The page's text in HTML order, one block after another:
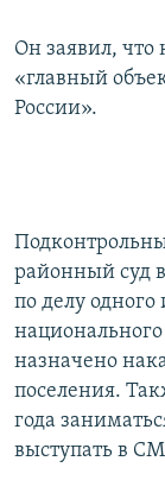
Он заявил, что
«главный
России».
районный суд
по делу
назначено
поселения.
года
выступать в